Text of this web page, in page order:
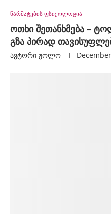
წარმატების ფსიქოლოგია
ოთხი შეთანხმება –
გზა პირად
ავტორი Ჟოლო